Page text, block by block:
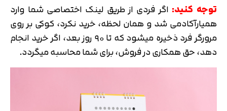
توجه کنید: اگر فردی از طریق لینک اختصاصی شما وارد
همیارآکادمی شد و همان لحظه، خرید نکرد، کوکی بر روی
مرورگر فرد ذخیره میشود که تا ۹۰ روز بعد، اگر خرید انجام
دهد، حق همکاری در فروش، برای شما محاسبه میگردد.